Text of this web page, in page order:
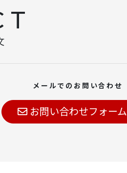
メールでのお問い合わせ
お問い合わせフォーム